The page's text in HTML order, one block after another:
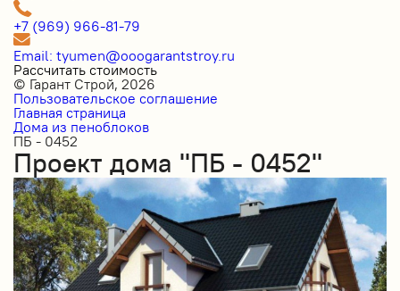
+7 (969) 966-81-79
Email: tyumen@ooogarantstroy.ru
Рассчитать стоимость
© Гарант Строй, 2026
Пользовательское соглашение
Главная страница
Дома из пеноблоков
ПБ - 0452
Проект дома "ПБ - 0452"